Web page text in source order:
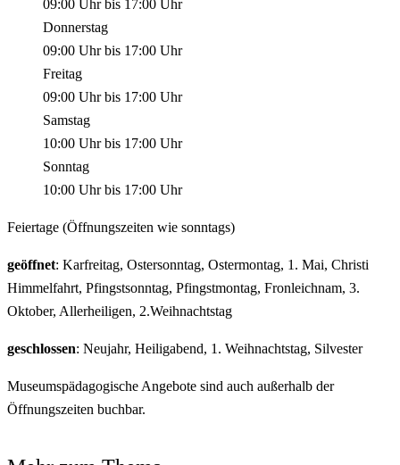
09:00 Uhrbis 17:00 Uhr
Donnerstag
09:00 Uhrbis 17:00 Uhr
Freitag
09:00 Uhrbis 17:00 Uhr
Samstag
10:00 Uhrbis 17:00 Uhr
Sonntag
10:00 Uhrbis 17:00 Uhr
Feiertage (Öffnungszeiten wie sonntags)
geöffnet: Karfreitag, Ostersonntag, Ostermontag, 1. Mai, Christi
Himmelfahrt, Pfingstsonntag, Pfingstmontag, Fronleichnam, 3.
Oktober, Allerheiligen, 2.Weihnachtstag
geschlossen: Neujahr, Heiligabend, 1. Weihnachtstag, Silvester
Museumspädagogische Angebote sind auch außerhalb der
Öffnungszeiten buchbar.